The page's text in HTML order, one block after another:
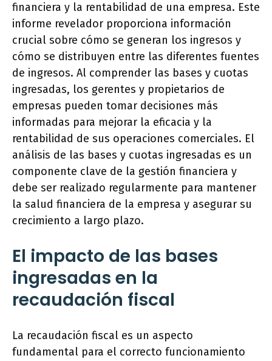
financiera y la rentabilidad de una empresa. Este
informe revelador proporciona información
crucial sobre cómo se generan los ingresos y
cómo se distribuyen entre las diferentes fuentes
de ingresos. Al comprender las bases y cuotas
ingresadas, los gerentes y propietarios de
empresas pueden tomar decisiones más
informadas para mejorar la eficacia y la
rentabilidad de sus operaciones comerciales. El
análisis de las bases y cuotas ingresadas es un
componente clave de la gestión financiera y
debe ser realizado regularmente para mantener
la salud financiera de la empresa y asegurar su
crecimiento a largo plazo.
El impacto de las bases
ingresadas en la
recaudación fiscal
La recaudación fiscal es un aspecto
fundamental para el correcto funcionamiento